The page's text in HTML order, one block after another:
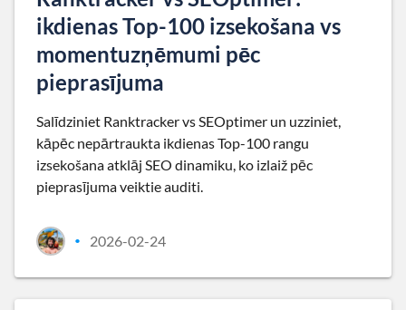
ikdienas Top-100 izsekošana vs
momentuzņēmumi pēc
pieprasījuma
Salīdziniet Ranktracker vs SEOptimer un uzziniet,
kāpēc nepārtraukta ikdienas Top-100 rangu
izsekošana atklāj SEO dinamiku, ko izlaiž pēc
pieprasījuma veiktie auditi.
• 2026-02-24